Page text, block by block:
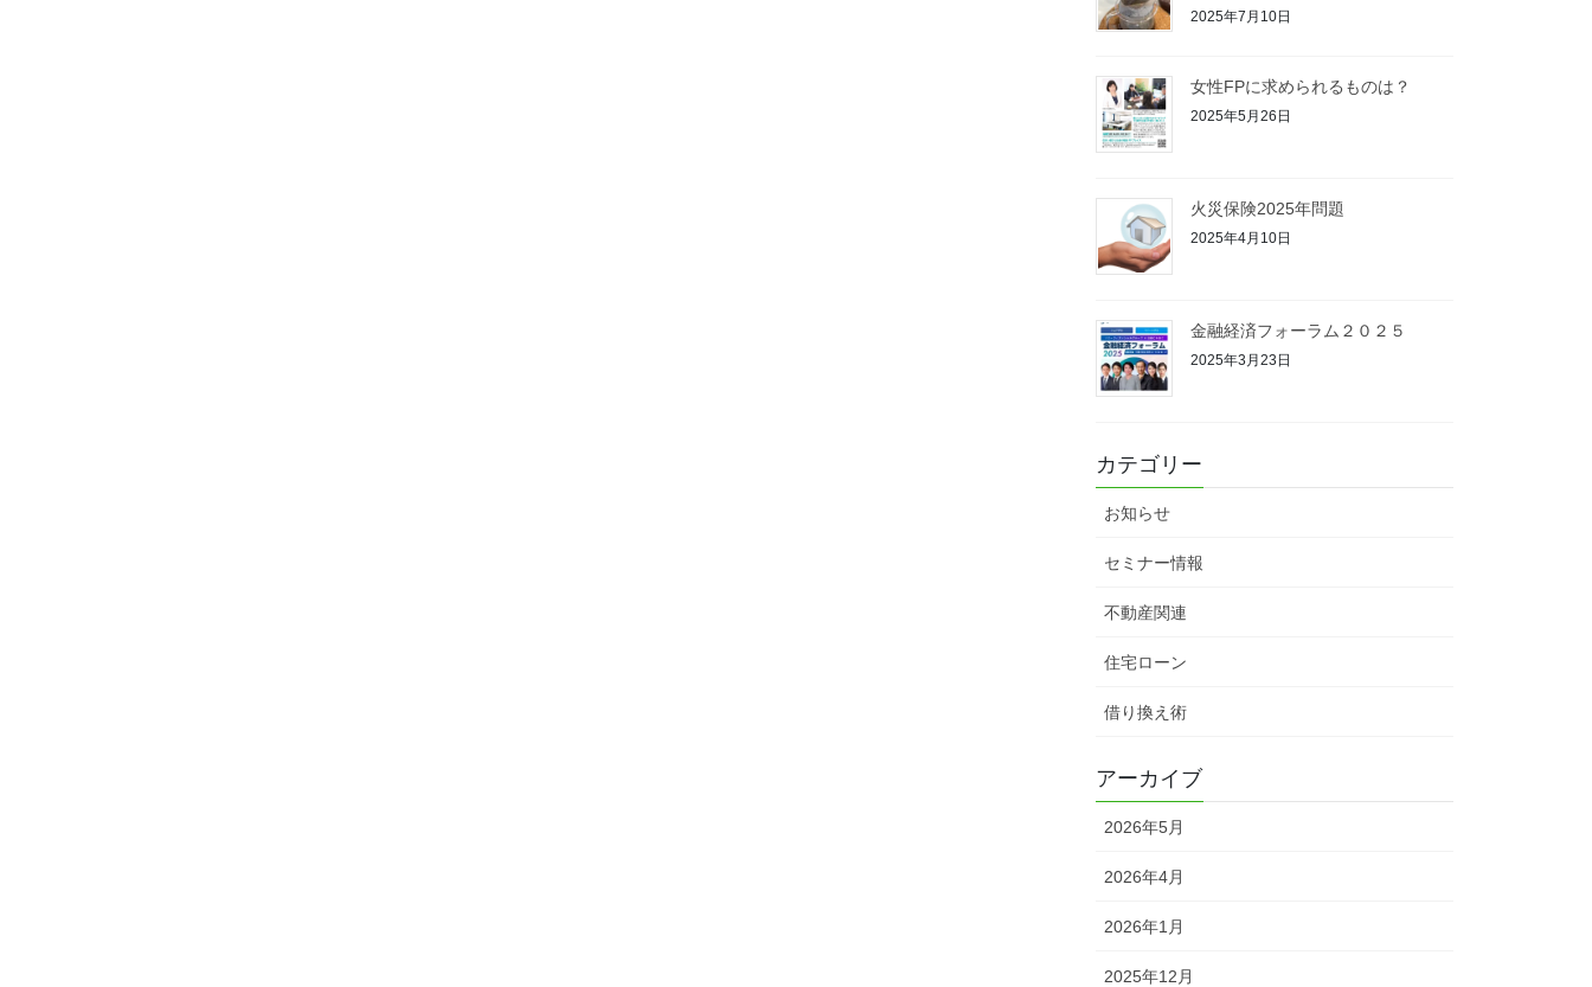
2025年7月10日
女性FPに求められるものは？
2025年5月26日
火災保険2025年問題
2025年4月10日
金融経済フォーラム２０２５
2025年3月23日
カテゴリー
お知らせ
セミナー情報
不動産関連
住宅ローン
借り換え術
アーカイブ
2026年5月
2026年4月
2026年1月
2025年12月